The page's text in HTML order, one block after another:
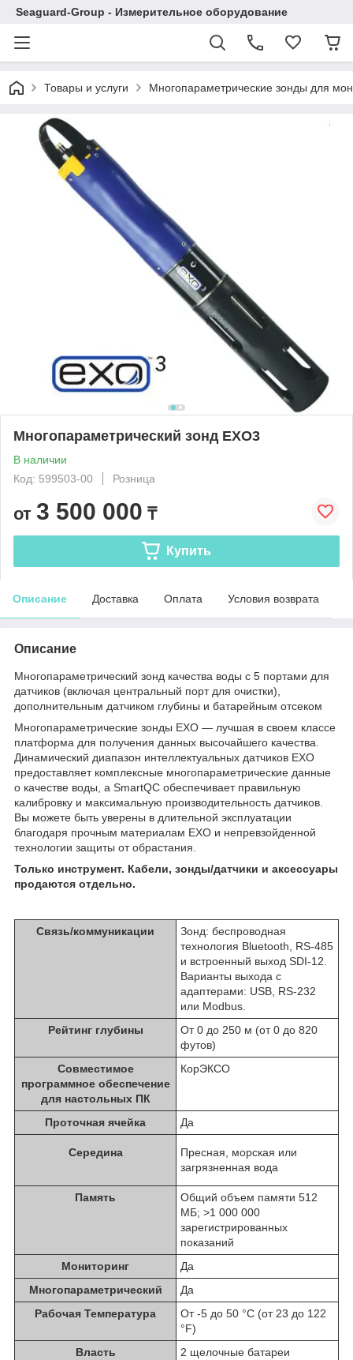
Seaguard-Group - Измерительное оборудование
Товары и услуги Многопараметрические зонды для
Многопараметрический зонд EXO3
В наличии
Код: 599503-00
Розница
от 3 500 000 ₸
Купить
Описание Доставка Оплата Условия возврата
Описание
Многопараметрический зонд качества воды с 5 портами для
датчиков (включая центральный порт для очистки),
дополнительным датчиком глубины и батарейным отсеком
Многопараметрические зонды EXO — лучшая в своем классе
платформа для получения данных высочайшего качества.
Динамический диапазон интеллектуальных датчиков EXO
предоставляет комплексные многопараметрические данные
о качестве воды, а SmartQC обеспечивает правильную
калибровку и максимальную производительность датчиков.
Вы можете быть уверены в длительной эксплуатации
благодаря прочным материалам EXO и непревзойденной
технологии защиты от обрастания.
Только инструмент. Кабели, зонды/датчики и аксессуары
продаются отдельно.
Связь/коммуникации
Зонд: беспроводная
технология Bluetooth, RS-485
и встроенный выход SDI-12.
Варианты выхода с
адаптерами: USB, RS-232
или Modbus.
Рейтинг глубины
От 0 до 250 м (от 0 до 820
футов)
Совместимое
программное обеспечение
для настольных ПК
КорЭКСО
Проточная ячейка Да
Середина
Пресная, морская или
загрязненная вода
Память
Общий объем памяти 512
МБ; >1 000 000
зарегистрированных
показаний
Мониторинг
Да
Многопараметрический
Да
Рабочая Температура
От -5 до 50 °C (от 23 до 122
°F)
Власть
2 щелочные батареи